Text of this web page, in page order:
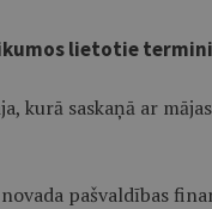
lietotie termini
kurā saskaņā ar
pašvaldības